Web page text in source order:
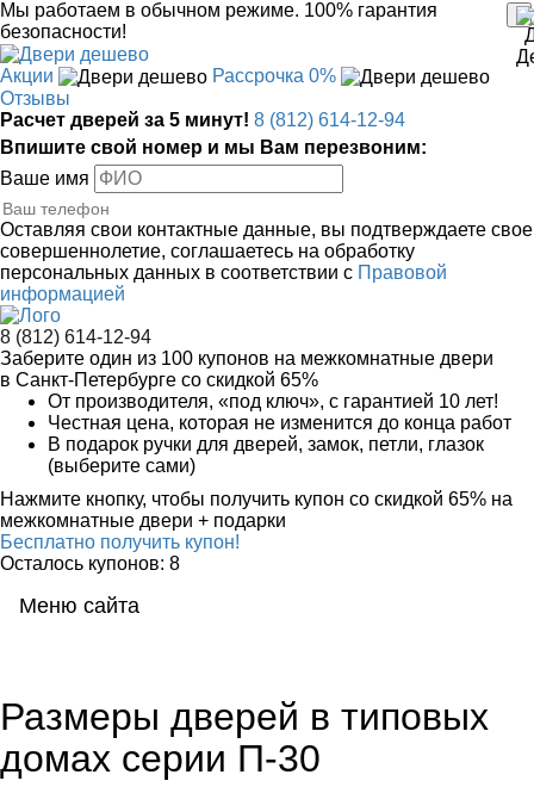
Мы работаем в обычном режиме. 100% гарантия
безопасности!
Акции
Рассрочка 0%
Отзывы
Расчет дверей за 5 минут! 8 (812) 614-12-94
Впишите свой номер и мы Вам перезвоним:
Ваше имя
Оставляя свои контактные данные, вы подтверждаете свое
совершеннолетие, соглашаетесь на обработку
персональных данных в соответствии с Правовой
информацией
8 (812) 614-12-94
Заберите один из 100 купонов на межкомнатные двери
в Санкт-Петербурге со скидкой 65%
От производителя, «под ключ», с гарантией 10 лет!
Честная цена, которая не изменится до конца работ
В подарок ручки для дверей, замок, петли, глазок
(выберите сами)
Нажмите кнопку, чтобы получить купон со скидкой 65% на
межкомнатные двери + подарки
Бесплатно получить купон!
Осталось купонов: 8
Меню сайта
Размеры дверей в типовых
домах серии П-30